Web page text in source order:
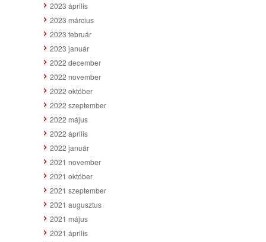
2023 április
2023 március
2023 február
2023 január
2022 december
2022 november
2022 október
2022 szeptember
2022 május
2022 április
2022 január
2021 november
2021 október
2021 szeptember
2021 augusztus
2021 május
2021 április